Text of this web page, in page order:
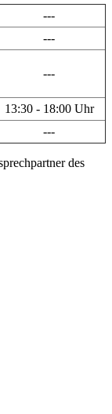
---
---
---
13:30 - 18:00 Uhr
---
des